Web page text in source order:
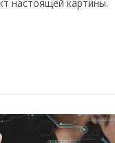
настоящей картины.